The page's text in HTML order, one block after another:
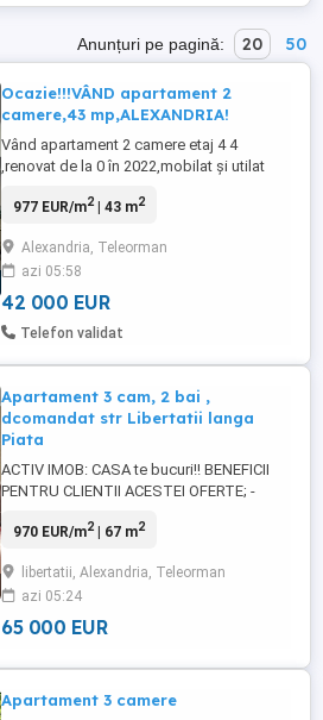
Anunțuri pe pagină: 20 50
Ocazie!!!VÂND apartament 2
camere,43 mp,ALEXANDRIA!
Vând apartament 2 camere etaj 4 4
,renovat de la 0 în 2022,mobilat și utilat
microunde, frigider, aragaz,mașină de
termopan, izolat exterior, apartamentul
dispune de instalație de gaze și centrală
termică ,viessmannin,instalație ...
977 EUR/m2| 43 m2
Alexandria, Teleorman
azi 05:58
42 000 EUR
Telefon validat
Apartament 3 cam, 2 bai ,
dcomandat str Libertatii langa
Piata
ACTIV IMOB: CASA te bucuri!! BENEFICII
PENTRU CLIENTII ACESTEI OFERTE; -
situat pe str LIBERTATII zona blocurilor
Centrale si Clinica SMART , institutii
bancare , publice , supermarket-uri ...
970 EUR/m2| 67 m2
libertatii, Alexandria, Teleorman
azi 05:24
65 000 EUR
Apartament 3 camere